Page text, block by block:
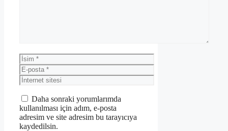
İsim
E-
posta
İnternet
sitesi
Daha sonraki yorumlarımda
kullanılması için adım, e-posta
adresim ve site adresim bu tarayıcıya
kaydedilsin.